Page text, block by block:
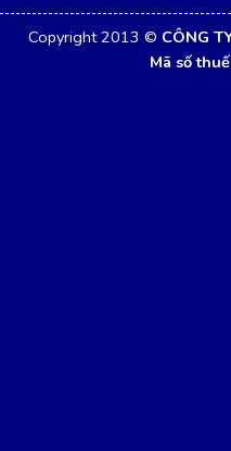
Copyright 2013 © CÔNG
Mã số